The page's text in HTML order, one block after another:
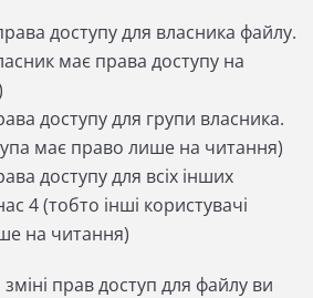
доступу для власника файлу.
має права доступу на
доступу для групи власника.
має право лише на читання)
доступу для всіх інших
4 (тобто інші користувачі
на читання)
прав доступ для файлу ви